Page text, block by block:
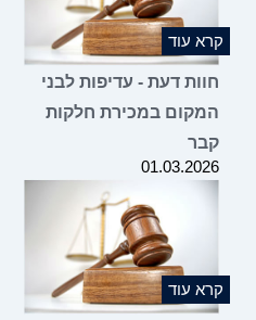
קרא עוד
חוות דעת - עדיפות לבני
המקום במכירת חלקות
01.03.2026
קרא עוד